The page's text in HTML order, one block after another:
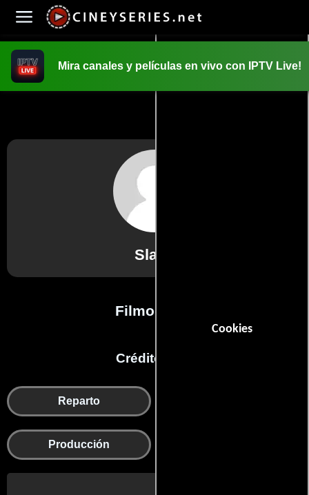
Cookies
Mira canales y películas en vivo con IPTV Live!
Slash
Filmografía
Créditos en:
Reparto
Producción